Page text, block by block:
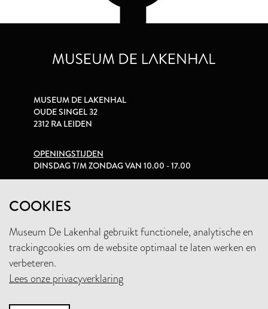
COOKIES
Museum De Lakenhal gebruikt functionele, analytische en
trackingcookies om de website optimaal te laten werken en
verbeteren.
Lees onze privacyverklaring
MUSEUM DE LAKENHAL
OUDE SINGEL 32
2312 RA LEIDEN
OPENINGSTIJDEN
DINSDAG T/M ZONDAG VAN 10.00 - 17.00
+31 (0)71 5165360
INFO@LAKENHAL.NL
STEUN HET MUSEUM